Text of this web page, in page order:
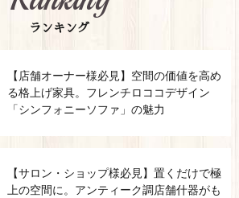
ランキング
【店舗オーナー様必見】空間の価値を高め
る格上げ家具。フレンチロココデザイン
「シンフォニーソファ」の魅力
【サロン・ショップ様必見】置くだけで極
上の空間に。アンティーク調店舗什器がも